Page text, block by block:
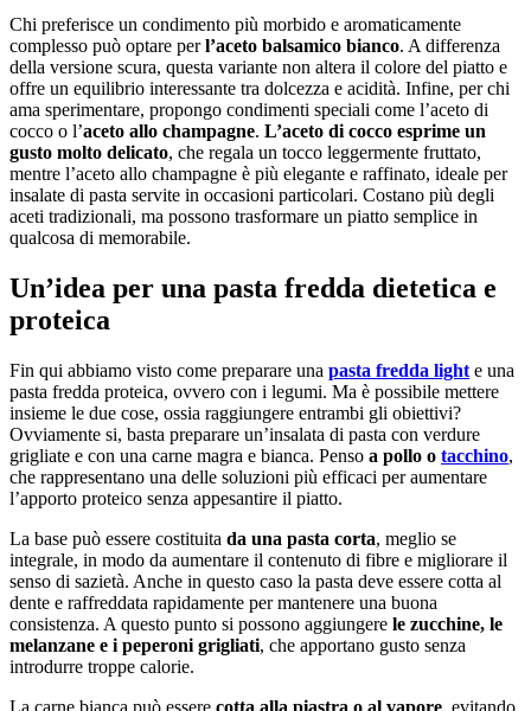
Chi preferisce un condimento più morbido e aromaticamente
complesso può optare perl’aceto balsamico bianco. A differenza
della versione scura, questa variante non altera il colore del piatto e
offre un equilibrio interessante tra dolcezza e acidità. Infine, per chi
ama sperimentare, propongo condimenti speciali come l’aceto di
cocco o l’aceto allo champagne. L’aceto di cocco esprime un
gusto molto delicato, che regala un tocco leggermente fruttato,
mentre l’aceto allo champagne è più elegante e raffinato, ideale per
insalate di pasta servite in occasioni particolari. Costano più degli
aceti tradizionali, ma possono trasformare un piatto semplice in
qualcosa di memorabile.
Un’idea per una pasta fredda dietetica e
proteica
Fin qui abbiamo visto come preparare una pasta fredda light e una
pasta fredda proteica, ovvero con i legumi. Ma è possibile mettere
insieme le due cose, ossia raggiungere entrambi gli obiettivi?
Ovviamente si, basta preparare un’insalata di pasta con verdure
grigliate e con una carne magra e bianca. Penso a pollo o tacchino,
che rappresentano una delle soluzioni più efficaci per aumentare
l’apporto proteico senza appesantire il piatto.
La base può essere costituita da una pasta corta, meglio se
integrale, in modo da aumentare il contenuto di fibre e migliorare il
senso di sazietà. Anche in questo caso la pasta deve essere cotta al
dente e raffreddata rapidamente per mantenere una buona
consistenza. A questo punto si possono aggiungere le zucchine, le
melanzane e i peperoni grigliati, che apportano gusto senza
introdurre troppe calorie.
La carne bianca può essere cotta alla piastra o al vapore , evitando